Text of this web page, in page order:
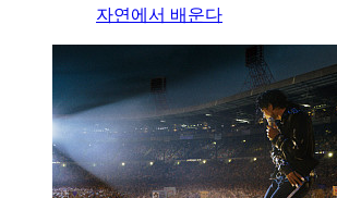
자연에서 배운다